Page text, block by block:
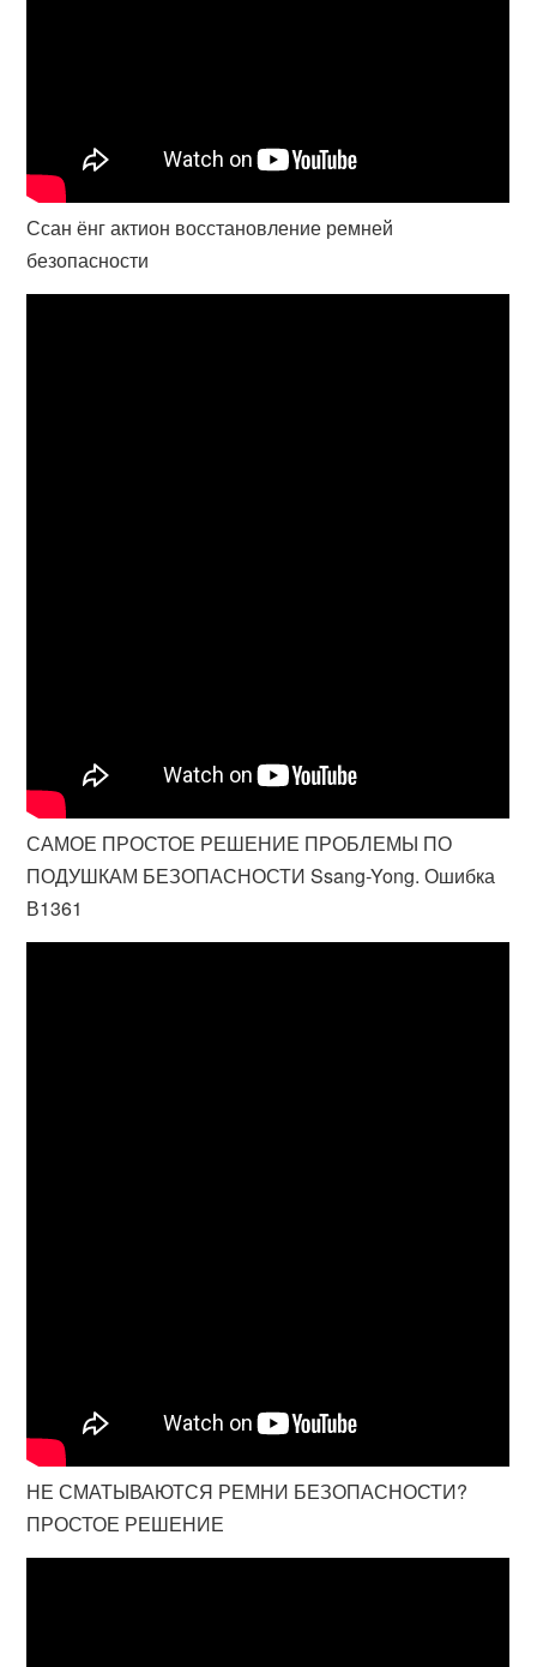
Ссан ёнг актион восстановление ремней
безопасности
САМОЕ ПРОСТОЕ РЕШЕНИЕ ПРОБЛЕМЫ ПО
ПОДУШКАМ БЕЗОПАСНОСТИ Ssang-Yong. Ошибка
В1361
НЕ СМАТЫВАЮТСЯ РЕМНИ БЕЗОПАСНОСТИ?
ПРОСТОЕ РЕШЕНИЕ